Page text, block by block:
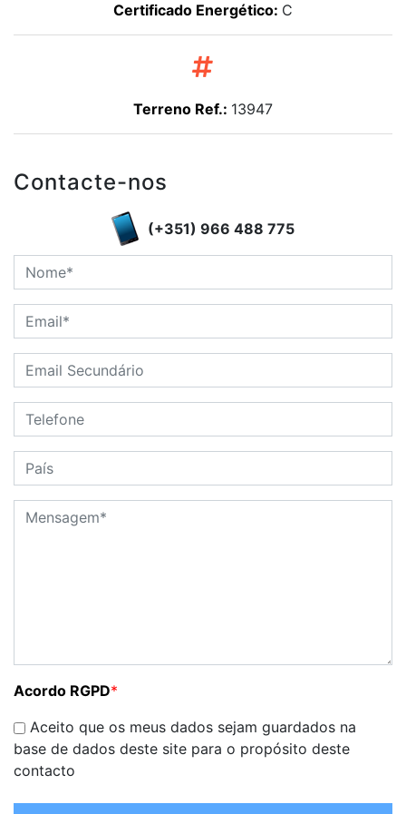
Certificado Energético: C
Terreno Ref.: 13947
Contacte-nos
(+351) 966 488 775
Acordo RGPD*
Aceito que os meus dados sejam guardados na
base de dados deste site para o propósito deste
contacto